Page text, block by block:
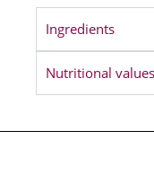
Ingredients
Nutritional